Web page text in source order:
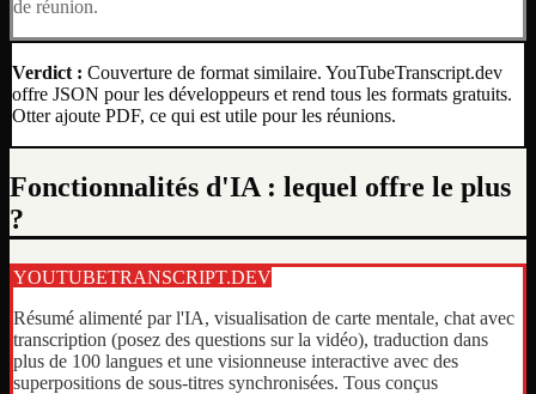
de réunion.
Verdict : Couverture de format similaire. YouTubeTranscript.dev
offre JSON pour les développeurs et rend tous les formats gratuits.
Otter ajoute PDF, ce qui est utile pour les réunions.
Fonctionnalités d'IA : lequel offre le plus
?
YOUTUBETRANSCRIPT.DEV
Résumé alimenté par l'IA, visualisation de carte mentale, chat avec
transcription (posez des questions sur la vidéo), traduction dans
plus de 100 langues et une visionneuse interactive avec des
superpositions de sous-titres synchronisées. Tous conçus